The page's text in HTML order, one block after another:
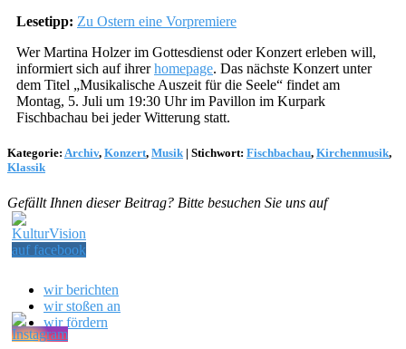
Lesetipp: Zu Ostern eine Vorpremiere
Wer Martina Holzer im Gottesdienst oder Konzert erleben will,
informiert sich auf ihrerhomepage. Das nächste Konzert unter
dem Titel „Musikalische Auszeit für die Seele“ findet am
Montag, 5. Juli um 19:30 Uhr im Pavillon im Kurpark
Fischbachau bei jeder Witterung statt.
Kategorie: Archiv, Konzert, Musik | Stichwort: Fischbachau, Kirchenmusik,
Klassik
Gefällt Ihnen dieser Beitrag? Bitte besuchen Sie uns auf
wir berichten
wir stoßen an
wir fördern